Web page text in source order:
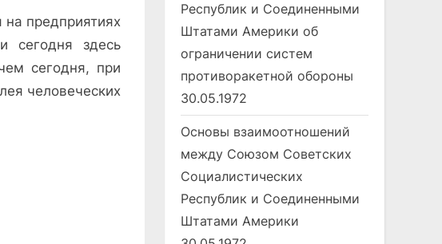
предприятиях
сегодня здесь
сегодня, при
человеческих
Республик и Соединенными
Штатами Америки об
ограничении систем
противоракетной обороны
30.05.1972
Основы взаимоотношений
между Союзом Советских
Социалистических
Республик и Соединенными
Штатами Америки